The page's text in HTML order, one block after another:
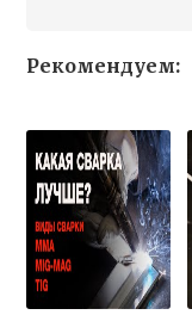
Рекомендуем: